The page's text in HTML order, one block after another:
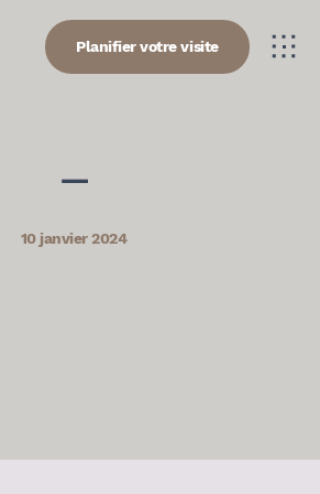
Planifier votre visite
—
10 janvier 2024